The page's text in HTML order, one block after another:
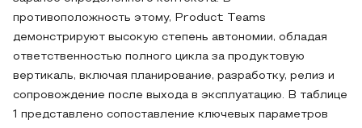
противоположность этому, Product Teams
демонстрируют высокую степень автономии, обладая
ответственностью полного цикла за продуктовую
вертикаль, включая планирование, разработку, релиз и
сопровождение после выхода в эксплуатацию. В таблице
1 представлено сопоставление ключевых параметров